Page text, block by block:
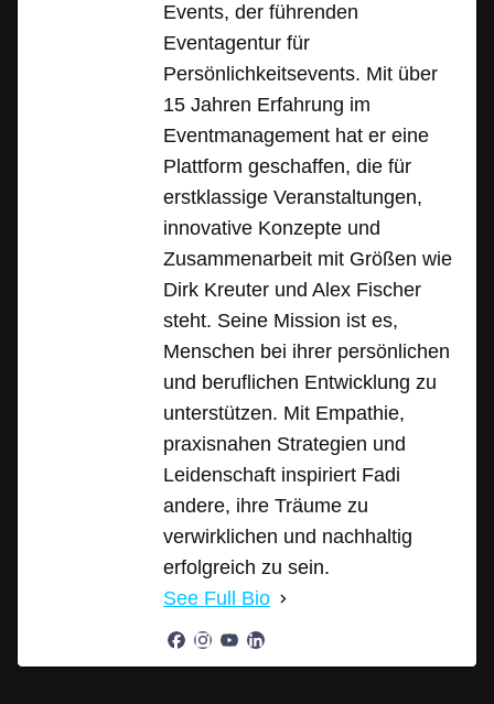
Events, der führenden
Eventagentur für
Persönlichkeitsevents. Mit über
15 Jahren Erfahrung im
Eventmanagement hat er eine
Plattform geschaffen, die für
erstklassige Veranstaltungen,
innovative Konzepte und
Zusammenarbeit mit Größen wie
Dirk Kreuter und Alex Fischer
steht. Seine Mission ist es,
Menschen bei ihrer persönlichen
und beruflichen Entwicklung zu
unterstützen. Mit Empathie,
praxisnahen Strategien und
Leidenschaft inspiriert Fadi
andere, ihre Träume zu
verwirklichen und nachhaltig
erfolgreich zu sein.
See Full Bio